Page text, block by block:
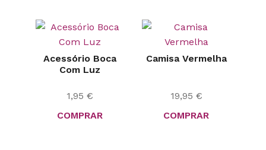
Acessório Boca
Com Luz
1,95 €
COMPRAR
Camisa Vermelha
19,95 €
COMPRAR